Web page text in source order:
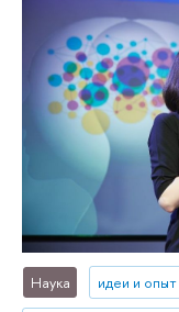
Наука идеи и опыт